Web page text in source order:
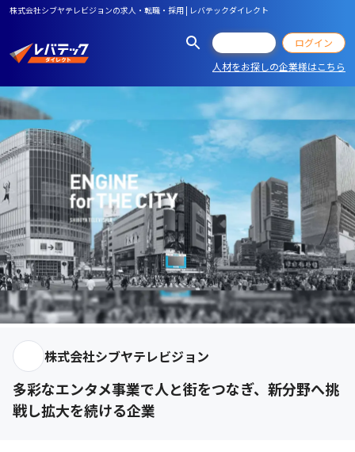
株式会社シブヤテレビジョンの求人・転職・採用 | レバテックダイレクト
ログイン
人材をお探しの企業様はこちら
株式会社シブヤテレビジョン
多彩なエンタメ事業で人と街をつなぎ、新分野へ挑
戦し拡大を続ける企業